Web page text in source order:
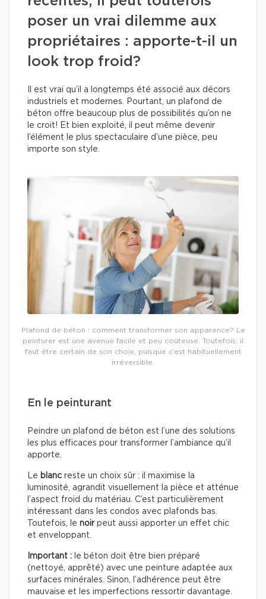
poser un vrai dilemme aux
propriétaires : apporte-t-il un
look trop froid?
Il est vrai qu’il a longtemps été associé aux décors
industriels et modernes. Pourtant, un plafond de
béton offre beaucoup plus de possibilités qu’on ne
le croit! Et bien exploité, il peut même devenir
l’élément le plus spectaculaire d’une pièce, peu
importe son style.
Plafond de béton : comment transformer son apparence? Le
peinturer est une avenue facile et peu coûteuse. Toutefois, il
faut être certain de son choix, puisque c’est habituellement
irréversible.
En le peinturant
Peindre un plafond de béton est l’une des solutions
les plus efficaces pour transformer l’ambiance qu’il
apporte.
Le blanc reste un choix sûr : il maximise la
luminosité, agrandit visuellement la pièce et atténue
l’aspect froid du matériau. C’est particulièrement
intéressant dans les condos avec plafonds bas.
Toutefois, le noirpeut aussi apporter un effet chic
et enveloppant.
Important : le béton doit être bien préparé
(nettoyé, apprêté) avec une peinture adaptée aux
surfaces minérales. Sinon, l’adhérence peut être
mauvaise et les imperfections ressortir davantage.